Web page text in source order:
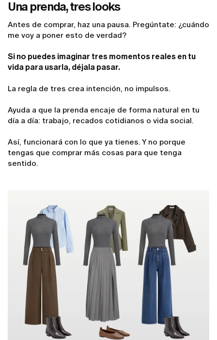
Una prenda, tres looks
Antes de comprar, haz una pausa. Pregúntate: ¿cuándo
me voy a poner esto de verdad?
Si no puedes imaginar tres momentos reales en tu
vida para usarla, déjala pasar.
La regla de tres crea intención, no impulsos.
Ayuda a que la prenda encaje de forma natural en tu
día a día: trabajo, recados cotidianos o vida social.
Así, funcionará con lo que ya tienes. Y no porque
tengas que comprar más cosas para que tenga
sentido.